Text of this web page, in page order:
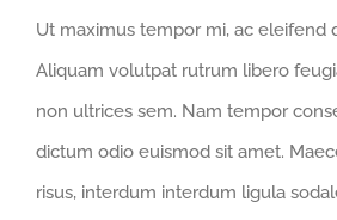
Ut maximus tempor mi, ac eleifend
Aliquam volutpat rutrum libero
non ultrices sem. Nam tempor
dictum odio euismod sit amet.
risus, interdum interdum ligula